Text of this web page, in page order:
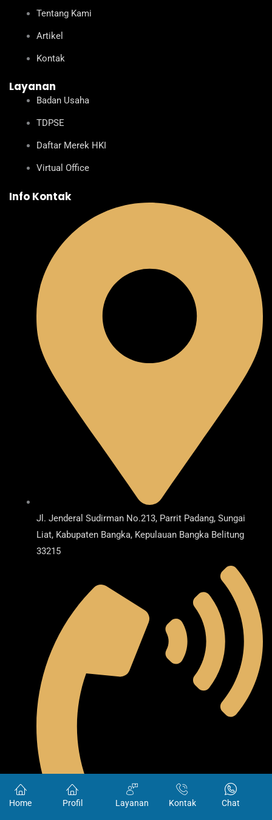
e
r
Tentang Kami
Artikel
Kontak
Layanan
Badan Usaha
TDPSE
Daftar Merek HKI
Virtual Office
Info Kontak
Jl. Jenderal Sudirman No.213, Parrit Padang, Sungai
Liat, Kabupaten Bangka, Kepulauan Bangka Belitung
33215
Home Profil Layanan Kontak Chat